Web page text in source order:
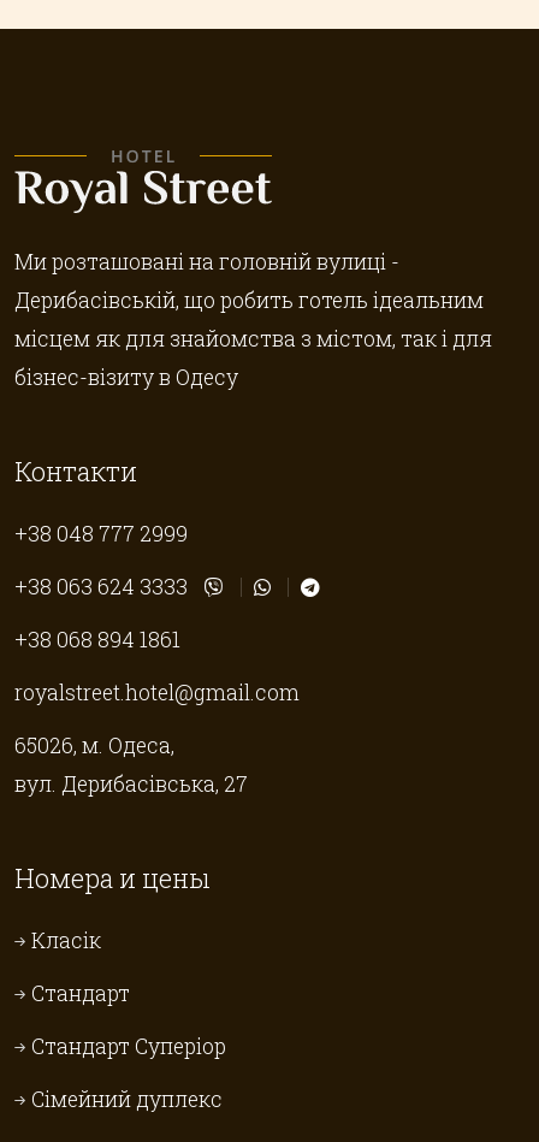
Ми розташовані на головній вулиці -
Дерибасівській, що робить готель ідеальним
місцем як для знайомства з містом, так і для
бізнес-візиту в Одесу
Контакти
+38 048 777 2999
+38 063 624 3333
+38 068 894 1861
royalstreet.hotel@gmail.com
65026, м. Одеса,
вул. Дерибасівська, 27
Номера и цены
Класік
Стандарт
Стандарт Суперіор
Сімейний дуплекс